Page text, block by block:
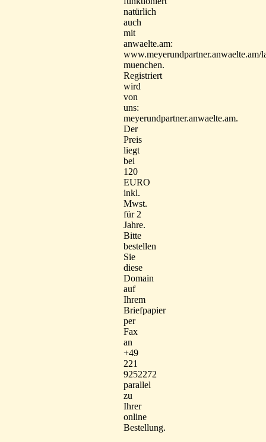
natürlich
auch
mit
anwaelte.am:
www.meyerundpartner.anwaelte.am/
muenchen.
Registriert
wird
von
uns:
meyerundpartner.anwaelte.am.
Der
Preis
liegt
bei
120
EURO
inkl.
Mwst.
für 2
Jahre.
Bitte
bestellen
Sie
diese
Domain
auf
Ihrem
Briefpapier
per
Fax
an
+49
221
9252272
parallel
zu
Ihrer
online
Bestellung.